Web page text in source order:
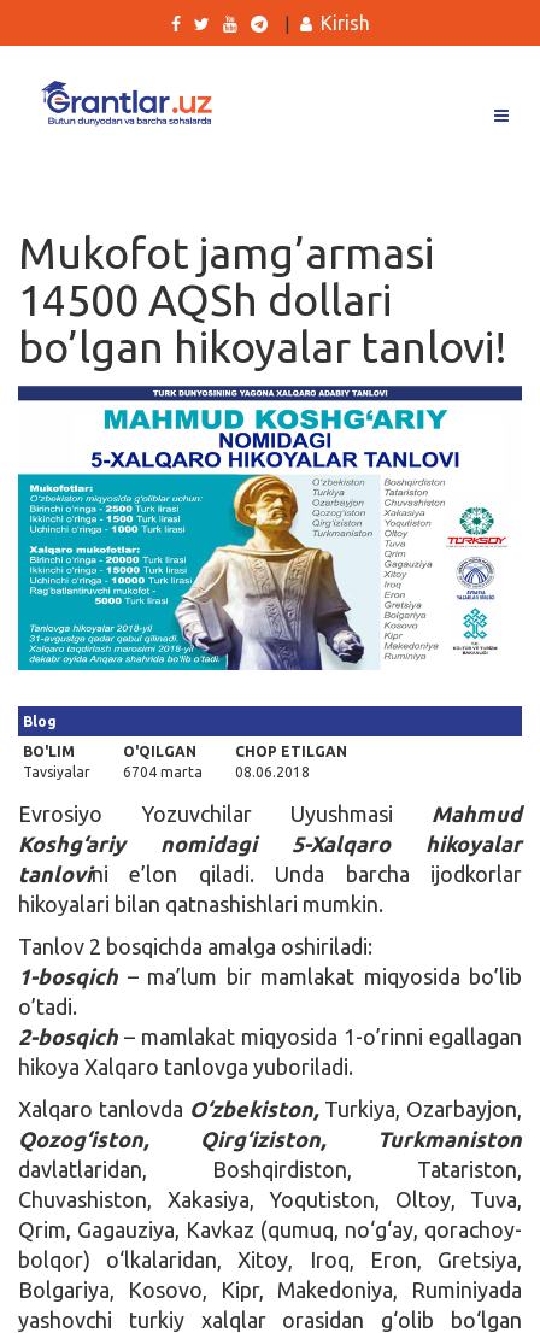
Ishlar
Kurslar
Blog
Yana
Qidirish
Kirish
Kirish
Mukofot jamg’armasi
14500 AQSh dollari
bo’lgan hikoyalar tanlovi!
Blog
BO'LIM
Tavsiyalar
O'QILGAN
6704 marta
CHOP ETILGAN
08.06.2018
Evrosiyo Yozuvchilar Uyushmasi Mahmud
Koshg‘ariy nomidagi 5-Xalqaro hikoyalar
tanlovini e’lon qiladi. Unda barcha ijodkorlar
hikoyalari bilan qatnashishlari mumkin.
Tanlov 2 bosqichda amalga oshiriladi:
1-bosqich – ma’lum bir mamlakat miqyosida bo’lib
o’tadi.
2-bosqich – mamlakat miqyosida 1-o’rinni egallagan
hikoya Xalqaro tanlovga yuboriladi.
Xalqaro tanlovda O‘zbekiston,Turkiya, Ozarbayjon,
Qozog‘iston,
Qirg‘iziston, Turkmaniston
davlatlaridan, Boshqirdiston, Tatariston,
Chuvashiston, Xakasiya, Yoqutiston, Oltoy, Tuva,
Qrim, Gagauziya, Kavkaz (qumuq, no‘g‘ay, qorachoy-
bolqor) o‘lkalaridan, Xitoy, Iroq, Eron, Gretsiya,
Bolgariya, Kosovo, Kipr, Makedoniya, Ruminiyada
yashovchi turkiy xalqlar orasidan g‘olib bo‘lgan